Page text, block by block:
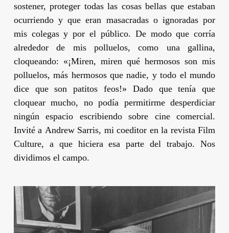
sostener, proteger todas las cosas bellas que estaban
ocurriendo y que eran masacradas o ignoradas por
mis colegas y por el público. De modo que corría
alrededor de mis polluelos, como una gallina,
cloqueando: «¡Miren, miren qué hermosos son mis
polluelos, más hermosos que nadie, y todo el mundo
dice que son patitos feos!» Dado que tenía que
cloquear mucho, no podía permitirme desperdiciar
ningún espacio escribiendo sobre cine comercial.
Invité a Andrew Sarris, mi coeditor en la revistaFilm
Culture, a que hiciera esa parte del trabajo. Nos
dividimos el campo.